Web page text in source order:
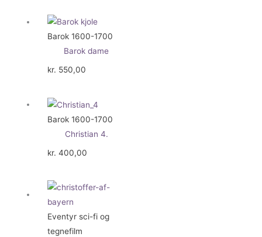
Barok 1600-1700
Barok dame
kr. 550,00
Barok 1600-1700
Christian 4.
kr. 400,00
Eventyr sci-fi og
tegnefilm